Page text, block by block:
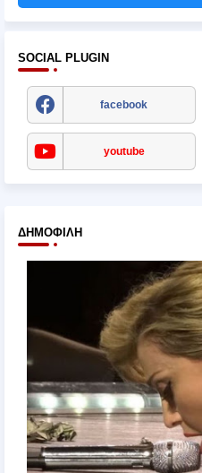
SOCIAL PLUGIN
facebook
youtube
ΔΗΜΟΦΙΛΉ